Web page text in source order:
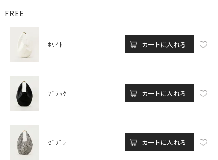
FREE
ﾎﾜｲﾄ カートに入れる
ﾌﾞﾗｯｸ カートに入れる
ｾﾞﾌﾞﾗ カートに入れる